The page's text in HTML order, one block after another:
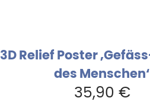
3D Relief Poster
des Menschen‘
35,90 €